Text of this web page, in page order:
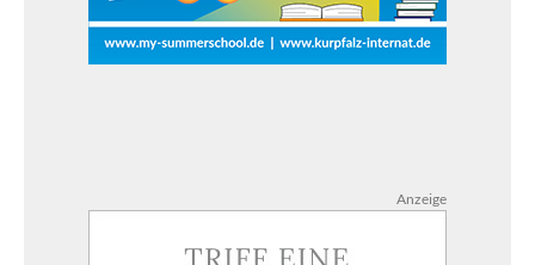
Anzeige